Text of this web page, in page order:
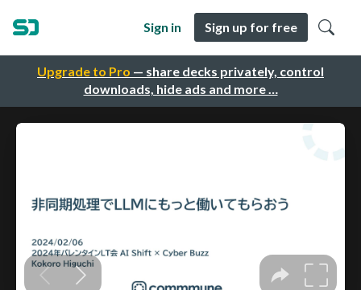
Upgrade to Pro — share decks privately, control
downloads, hide ads and more …
Sign in Sign up for free